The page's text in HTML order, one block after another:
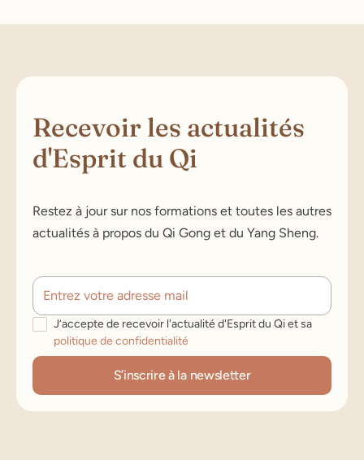
Recevoir les actualités
d'Esprit du Qi
Restez à jour sur nos formations et toutes les autres
actualités à propos du Qi Gong et du Yang Sheng.
J’accepte de recevoir l'actualité d'Esprit du Qi et sa
politique de confidentialité